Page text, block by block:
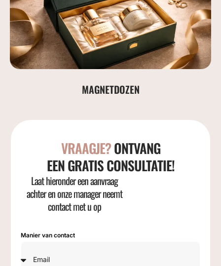
MAGNETDOZEN
VRAAGJE?ONTVANG
EEN GRATIS CONSULTATIE!
Laat hieronder een aanvraag
achter en onze manager neemt
contact met u op
Manier van contact